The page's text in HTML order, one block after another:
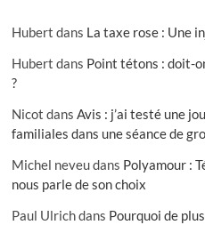
Hubert dans La taxe rose : Une
Hubert dans Point tétons : doit-
?
Nicot dansAvis : j’ai testé une
familiales dans une séance de
Michel neveudans Polyamour :
nous parle de son choix
Paul Ulrichdans Pourquoi de